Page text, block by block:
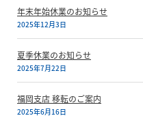
年末年始休業のお知らせ
2025年12月3日
夏季休業のお知らせ
2025年7月22日
福岡支店 移転のご案内
2025年6月16日